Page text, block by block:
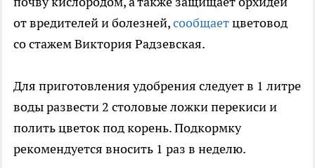
от вредителей и болезней,сообщаетцветовод
со стажем Виктория Радзевская.
Для приготовления удобрения следует в 1 литре
воды развести 2 столовые ложки перекиси и
полить цветок под корень. Подкормку
рекомендуется вносить 1 раз в неделю.